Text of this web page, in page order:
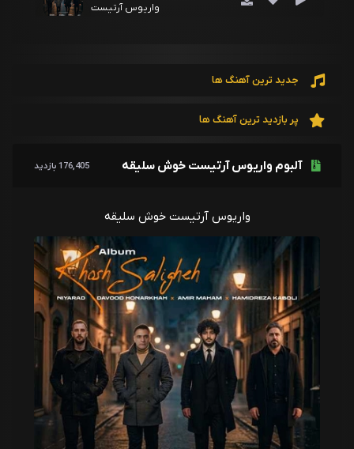
آلبوم واریوس آرتیست خوش سلیقه 176,405 بازدید
واریوس آرتیست خوش سلیقه
واریوس آرتیست
جدید ترین آهنگ ها
پر بازدید ترین آهنگ ها